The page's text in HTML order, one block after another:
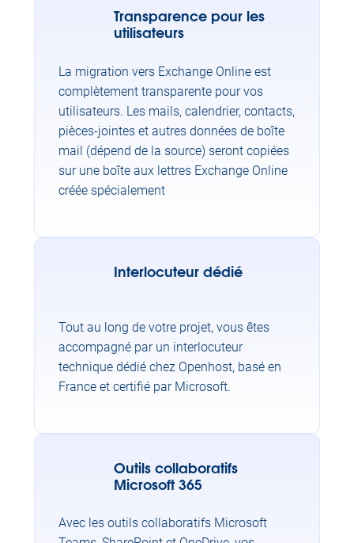
Transparence pour les
utilisateurs
La migration vers Exchange Online est
complètement transparente pour vos
utilisateurs. Les mails, calendrier, contacts,
pièces-jointes et autres données de boîte
mail (dépend de la source) seront copiées
sur une boîte aux lettres Exchange Online
créée spécialement
Interlocuteur dédié
Tout au long de votre projet, vous êtes
accompagné par un interlocuteur
technique dédié chez Openhost, basé en
France et certifié par Microsoft.
Outils collaboratifs
Microsoft 365
Avec les outils collaboratifs Microsoft